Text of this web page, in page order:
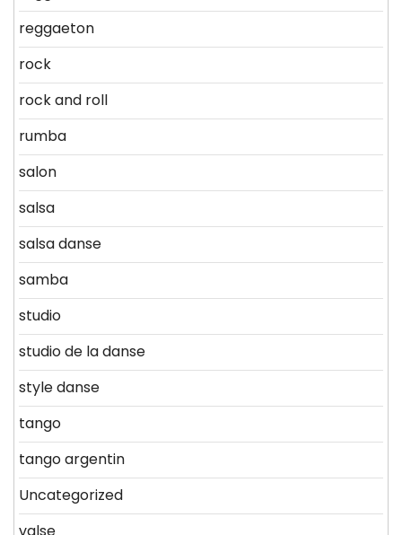
reggaeton
rock
rock and roll
rumba
salon
salsa
salsa danse
samba
studio
studio de la danse
style danse
tango
tango argentin
Uncategorized